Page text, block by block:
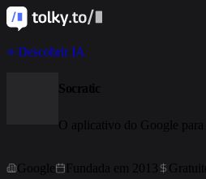
Descobrir IA
Socratic
O aplicativo do Google para
Google Fundada em 2013